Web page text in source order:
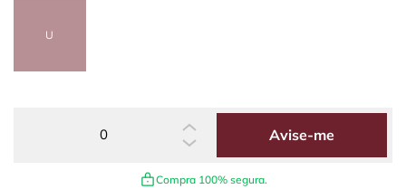
U
Avise-me
Compra 100% segura.